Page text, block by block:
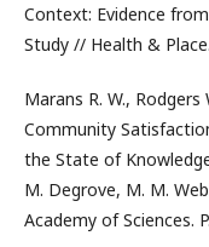
Context: Evidence
Study // Health &
Marans R. W.,
Community
the State of Knowledge
M. Degrove, M. M.
Academy of Sciences.